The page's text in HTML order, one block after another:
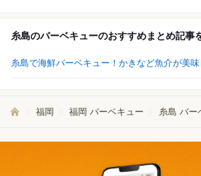
糸島のバーベキューのおすすめまとめ記事
糸島で海鮮バーベキュー！かきなど魚介が美
福岡 福岡 バーベキュー 糸島 バー